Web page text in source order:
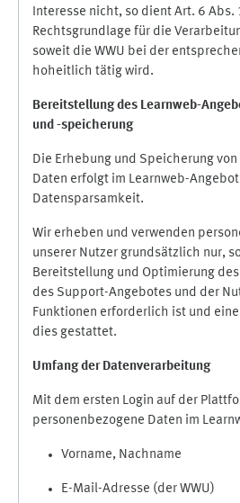
Interesse nicht, so dient Art. 6 Abs.
Rechtsgrundlage für die
soweit die WWU bei der
hoheitlich tätig wird.
Bereitstellung des Learnweb-
und -speicherung
Die Erhebung und Speicherung
Daten erfolgt im Learnweb-
Datensparsamkeit.
Wir erheben und verwenden
unserer Nutzer grundsätzlich nur,
Bereitstellung und Optimierung
des Support-Angebotes und der
Funktionen erforderlich ist und
dies gestattet.
Umfang der Datenverarbeitung
Mit dem ersten Login auf der
personenbezogene Daten im
Vorname, Nachname
E-Mail-Adresse (der WWU)